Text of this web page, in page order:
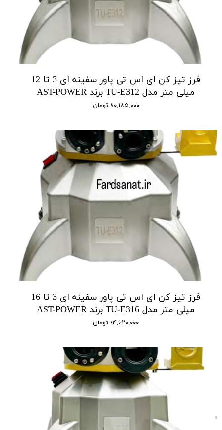
فرز تیز کن ای اس تی پاور سفینه ای 3 تا 12
میلی متر مدل TU-E312 برند AST-POWER
۸۰,۱۸۵,۰۰۰ تومان
فرز تیز کن ای اس تی پاور سفینه ای 3 تا 16
میلی متر مدل TU-E316 برند AST-POWER
۹۴,۶۲۰,۰۰۰ تومان